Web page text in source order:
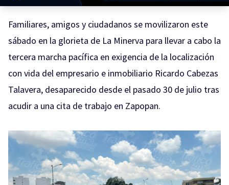
Familiares, amigos y ciudadanos se movilizaron este
sábado en la glorieta de La Minerva para llevar a cabo la
tercera marcha pacífica en exigencia de la localización
con vida del empresario e inmobiliario Ricardo Cabezas
Talavera, desaparecido desde el pasado 30 de julio tras
acudir a una cita de trabajo en Zapopan.